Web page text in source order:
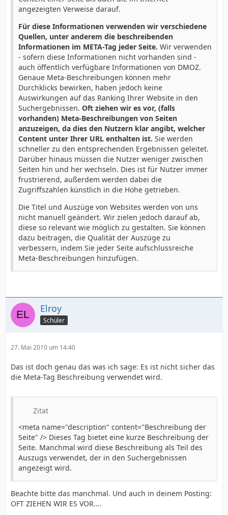
angezeigten Verweise darauf.
Für diese Informationen verwenden wir verschiedene
Quellen, unter anderem die beschreibenden
Informationen im META-Tag jeder Seite. Wir verwenden
- sofern diese Informationen nicht vorhanden sind -
auch öffentlich verfügbare Informationen von DMOZ.
Genaue Meta-Beschreibungen können mehr
Durchklicks bewirken, haben jedoch keine
Auswirkungen auf das Ranking Ihrer Website in den
Suchergebnissen. Oft ziehen wir es vor, (falls
vorhanden) Meta-Beschreibungen von Seiten
anzuzeigen, da dies den Nutzern klar angibt, welcher
Content unter Ihrer URL enthalten ist. Sie werden
schneller zu den entsprechenden Ergebnissen geleitet.
Darüber hinaus müssen die Nutzer weniger zwischen
Seiten hin und her wechseln. Dies ist für Nutzer immer
frustrierend, außerdem werden dabei die
Zugriffszahlen künstlich in die Höhe getrieben.
Die Titel und Auszüge von Websites werden von uns
nicht manuell geändert. Wir zielen jedoch darauf ab,
diese so relevant wie möglich zu gestalten. Sie können
dazu beitragen, die Qualität der Auszüge zu
verbessern, indem Sie jeder Seite aufschlussreiche
Meta-Beschreibungen hinzufügen.
Elroy
Schüler
27. Mai 2010 um 14:40
Das ist doch genau das was ich sage: Es ist nicht sicher das
die Meta-Tag Beschreibung verwendet wird.
Zitat
<meta name="description" content="Beschreibung der
Seite" /> Dieses Tag bietet eine kurze Beschreibung der
Seite. Manchmal wird diese Beschreibung als Teil des
Auszugs verwendet, der in den Suchergebnissen
angezeigt wird.
Beachte bitte das manchmal. Und auch in deinem Posting:
OFT ZIEHEN WIR ES VOR....